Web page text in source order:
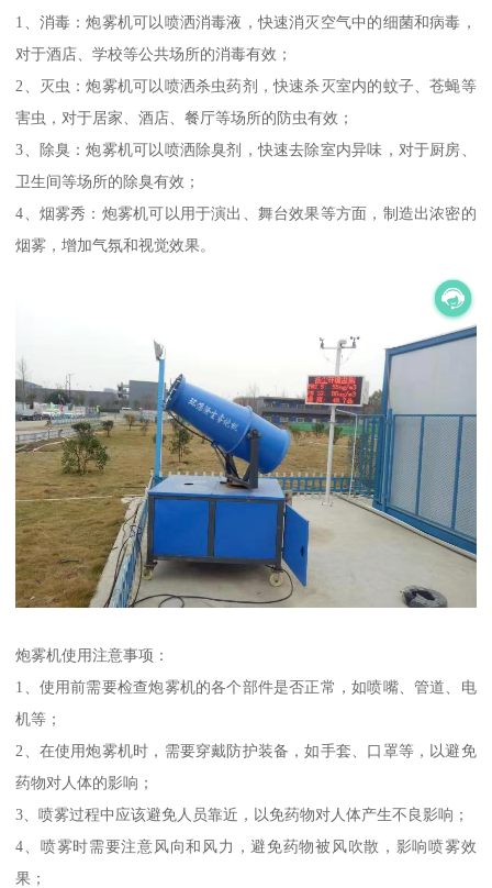
1、消毒：炮雾机可以喷洒消毒液，快速消灭空气中的细菌和病毒，
对于酒店、学校等公共场所的消毒有效；
2、灭虫：炮雾机可以喷洒杀虫药剂，快速杀灭室内的蚊子、苍蝇等
害虫，对于居家、酒店、餐厅等场所的防虫有效；
3、除臭：炮雾机可以喷洒除臭剂，快速去除室内异味，对于厨房、
卫生间等场所的除臭有效；
4、烟雾秀：炮雾机可以用于演出、舞台效果等方面，制造出浓密的
烟雾，增加气氛和视觉效果。
炮雾机使用注意事项：
1、使用前需要检查炮雾机的各个部件是否正常，如喷嘴、管道、电
机等；
2、在使用炮雾机时，需要穿戴防护装备，如手套、口罩等，以避免
药物对人体的影响；
3、喷雾过程中应该避免人员靠近，以免药物对人体产生不良影响；
4、喷雾时需要注意风向和风力，避免药物被风吹散，影响喷雾效
果；